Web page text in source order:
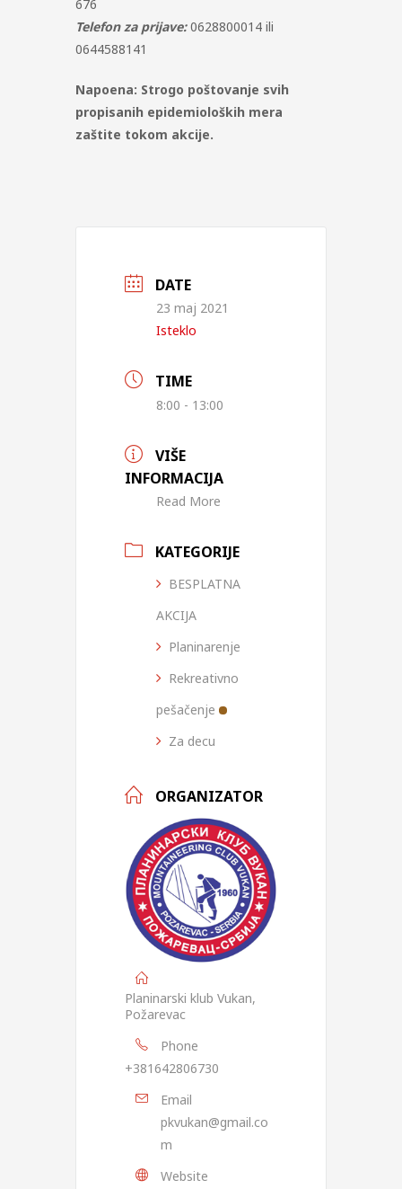
676
Telefon za prijave:0628800014 ili
0644588141
Napoena: Strogo poštovanje svih
propisanih epidemioloških mera
zaštite tokom akcije.
DATE
23 maj 2021
Isteklo
TIME
8:00 - 13:00
VIŠE
INFORMACIJA
Read More
KATEGORIJE
BESPLATNA
AKCIJA
Planinarenje
Rekreativno
pešačenje
Za decu
ORGANIZATOR
Planinarski klub Vukan,
Požarevac
Phone
+381642806730
Email
pkvukan@gmail.co
m
Website